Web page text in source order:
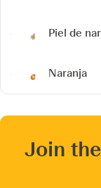
Piel de
Naranja
Join